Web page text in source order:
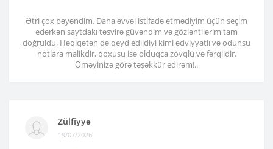
Ətri çox bəyəndim. Daha əvvəl istifadə etmədiyim üçün seçim
edərkən saytdakı təsvirə güvəndim və gözləntilərim tam
doğruldu. Həqiqətən də qeyd edildiyi kimi ədviyyatlı və odunsu
notlara malikdir, qoxusu isə olduqca zövqlü və fərqlidir.
Əməyinizə görə təşəkkür edirəm!..
Zülfiyyə
19/07/2026